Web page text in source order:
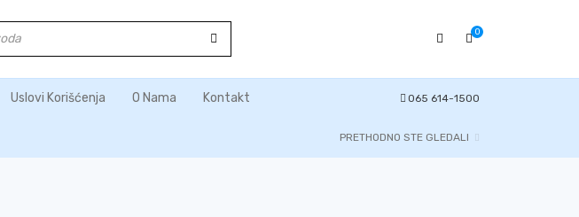
0
Uslovi Korišćenja O Nama Kontakt 065 614-1500
PRETHODNO STE GLEDALI